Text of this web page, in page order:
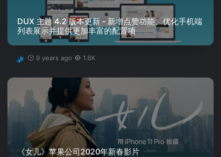
DUX 主题 4.2 版本更新 - 新增点赞功能、优化手机端
列表展示并提供更加丰富的配置项
9 years ago 1.6K
《女儿》苹果公司2020年新春影片